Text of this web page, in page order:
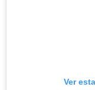
Ver